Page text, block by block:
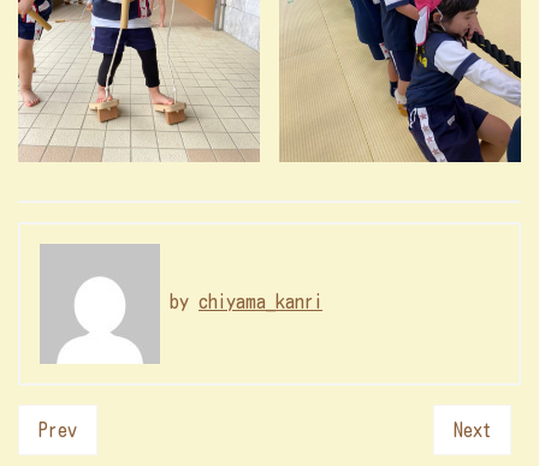
by chiyama_kanri
Prev Next